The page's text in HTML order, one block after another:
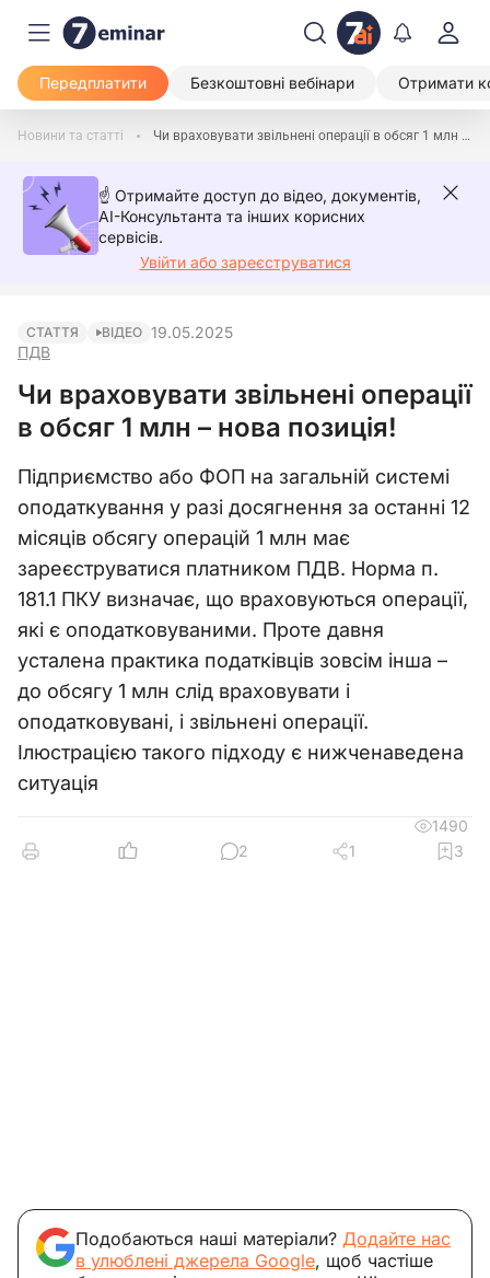
Передплатити Безкоштовні вебінари Отримати
Новини та статті Чи враховувати звільнені операції в обсяг 1 млн – нова позиція!
☝️ Отримайте доступ до відео, документів,
AI-Консультанта та інших корисних
сервісів.
Увійти або зареєструватися
СТАТТЯ ВІДЕО
ПДВ
19.05.2025
Чи враховувати звільнені операції
в обсяг 1 млн – нова позиція!
Підприємство або ФОП на загальній системі
оподаткування у разі досягнення за останні 12
місяців обсягу операцій 1 млн має
зареєструватися платником ПДВ. Норма п.
181.1 ПКУ визначає, що враховуються операції,
які є оподатковуваними. Проте давня
усталена практика податківців зовсім інша –
до обсягу 1 млн слід враховувати і
оподатковувані, і звільнені операції.
Ілюстрацією такого підходу є нижченаведена
ситуація
1490
2
1 3
Подобаються наші матеріали? Додайте нас
в улюблені джерела Google, щоб частіше